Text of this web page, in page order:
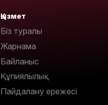
Қызмет
Біз туралы
Жарнама
Байланыс
Құпиялылық
Пайдалану ережесі